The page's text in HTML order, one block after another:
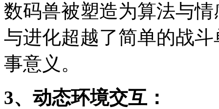
数码兽被塑造为算法与
与进化超越了简单的战
事意义。
3、动态环境交互：